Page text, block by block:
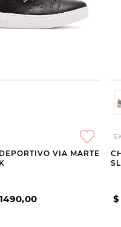
VIA MARTE
1490,00 $